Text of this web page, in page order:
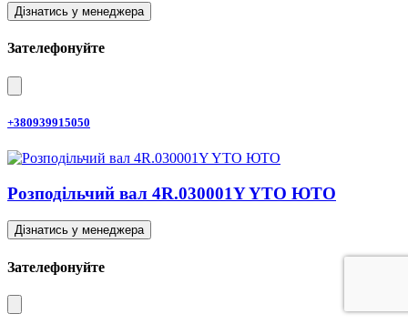
Дізнатись у менеджера
Зателефонуйте
+380939915050
Розподільчий вал 4R.030001Y YTO ЮТО
Дізнатись у менеджера
Зателефонуйте